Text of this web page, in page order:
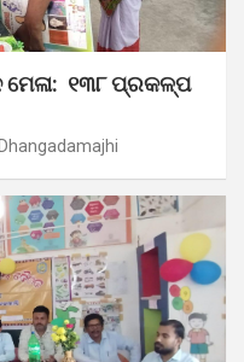
ମେଳା: ୧୩୮ ପ୍ରକଳ୍ପ